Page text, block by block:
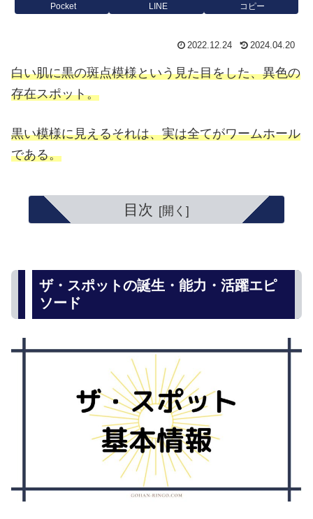
Pocket LINE コピー
2022.12.24 2024.04.20
白い肌に黒の斑点模様という見た目をした、異色の
存在スポット。
黒い模様に見えるそれは、実は全てがワームホール
である。
目次
ザ・スポットの誕生・能力・活躍エピ
ソード